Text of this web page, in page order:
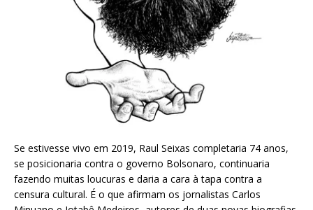
Se estivesse vivo em 2019, Raul Seixas completaria 74 anos,
se posicionaria contra o governo Bolsonaro, continuaria
fazendo muitas loucuras e daria a cara à tapa contra a
censura cultural. É o que afirmam os jornalistas Carlos